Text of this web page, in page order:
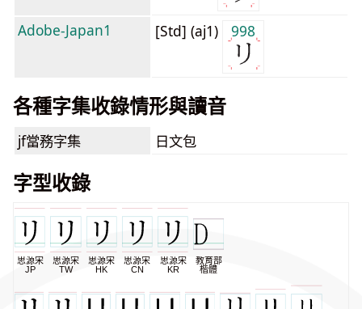
Adobe-Japan1 [Std] (aj1) 998
各種字集收錄情形與讀音
jf當務字集 日文包
字型收錄
思源宋
JP
思源宋
TW
思源宋
HK
思源宋
CN
思源宋
KR
教育部
楷體